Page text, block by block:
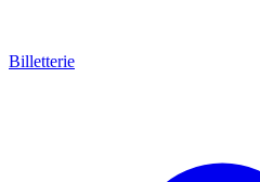
Billetterie